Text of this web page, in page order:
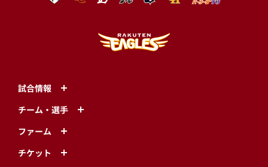
試合情報
チーム・選手
ファーム
チケット